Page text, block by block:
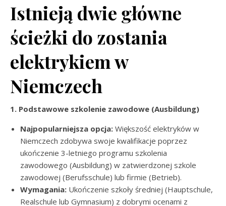
Istnieją dwie główne
ścieżki do zostania
elektrykiem w
Niemczech
1. Podstawowe szkolenie zawodowe (Ausbildung)
Najpopularniejsza opcja: Większość elektryków w
Niemczech zdobywa swoje kwalifikacje poprzez
ukończenie 3-letniego programu szkolenia
zawodowego (Ausbildung) w zatwierdzonej szkole
zawodowej (Berufsschule) lub firmie (Betrieb).
Wymagania: Ukończenie szkoły średniej (Hauptschule,
Realschule lub Gymnasium) z dobrymi ocenami z